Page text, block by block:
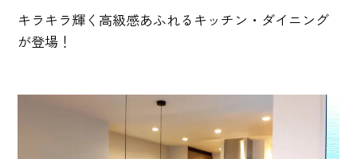
キラキラ輝く高級感あふれるキッチン・ダイニング
が登場！